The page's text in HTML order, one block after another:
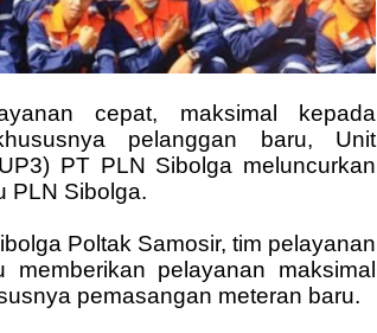
cepat, maksimal kepada
pelanggan baru, Unit
PT PLN Sibolga meluncurkan
PLN Sibolga.
Poltak Samosir, tim pelayanan
pelayanan maksimal
pemasangan meteran baru.